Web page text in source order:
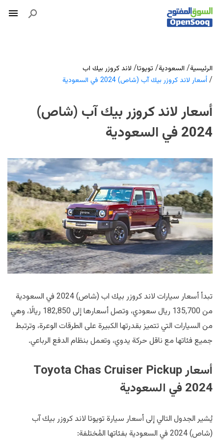
الرئيسية/ السعودية/ تويوتا/ لاند كروزر بيك اب
/أسعار لاند كروزر بيك آب (شاص) 2024 في السعودية
أسعار لاند كروزر بيك آب (شاص)
2024 في السعودية
تبدأ أسعار سيارات لاند كروزر بيك اب (شاص) 2024 في السعودية
من 135,700 ريال سعودي، وتصل أسعارها إلى 182,850 ريالًا، وهي
من السيارات التي تتميز بقدرتها الكبيرة على الطرقات الوعرة، وترتبط
جميع فئاتها مع ناقل حركة يدوي، وتعمل بنظام الدفع الرباعي.
أسعارToyota Chas Cruiser Pickup
2024 في السعودية
يُشير الجدول التالي إلى أسعار سيارة تويوتا لاند كروزر بيك آب
(شاص) 2024 في السعودية بفئاتها المُختلفة: